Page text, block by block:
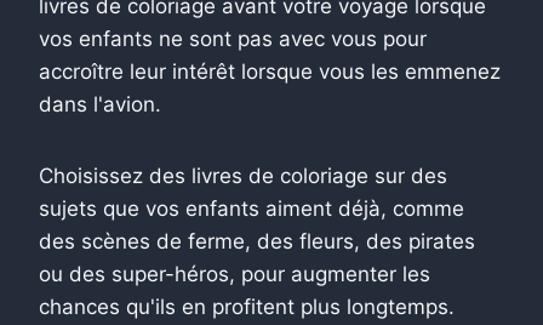
livres de coloriage avant votre voyage lorsque
vos enfants ne sont pas avec vous pour
accroître leur intérêt lorsque vous les emmenez
dans l'avion.
Choisissez des livres de coloriage sur des
sujets que vos enfants aiment déjà, comme
des scènes de ferme, des fleurs, des pirates
ou des super-héros, pour augmenter les
chances qu'ils en profitent plus longtemps.